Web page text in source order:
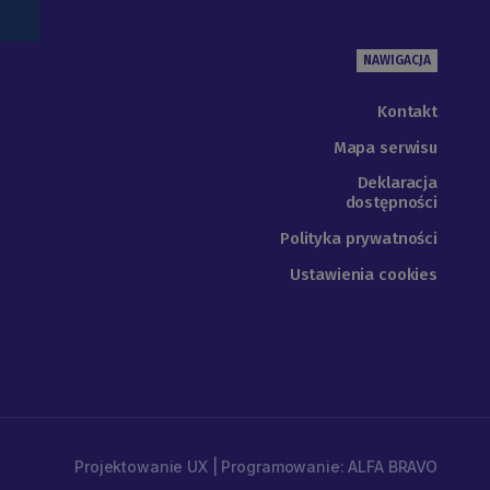
NAWIGACJA
Kontakt
Mapa serwisu
Deklaracja
dostępności
Polityka prywatności
Ustawienia cookies
Projektowanie UX | Programowanie: ALFA BRAVO